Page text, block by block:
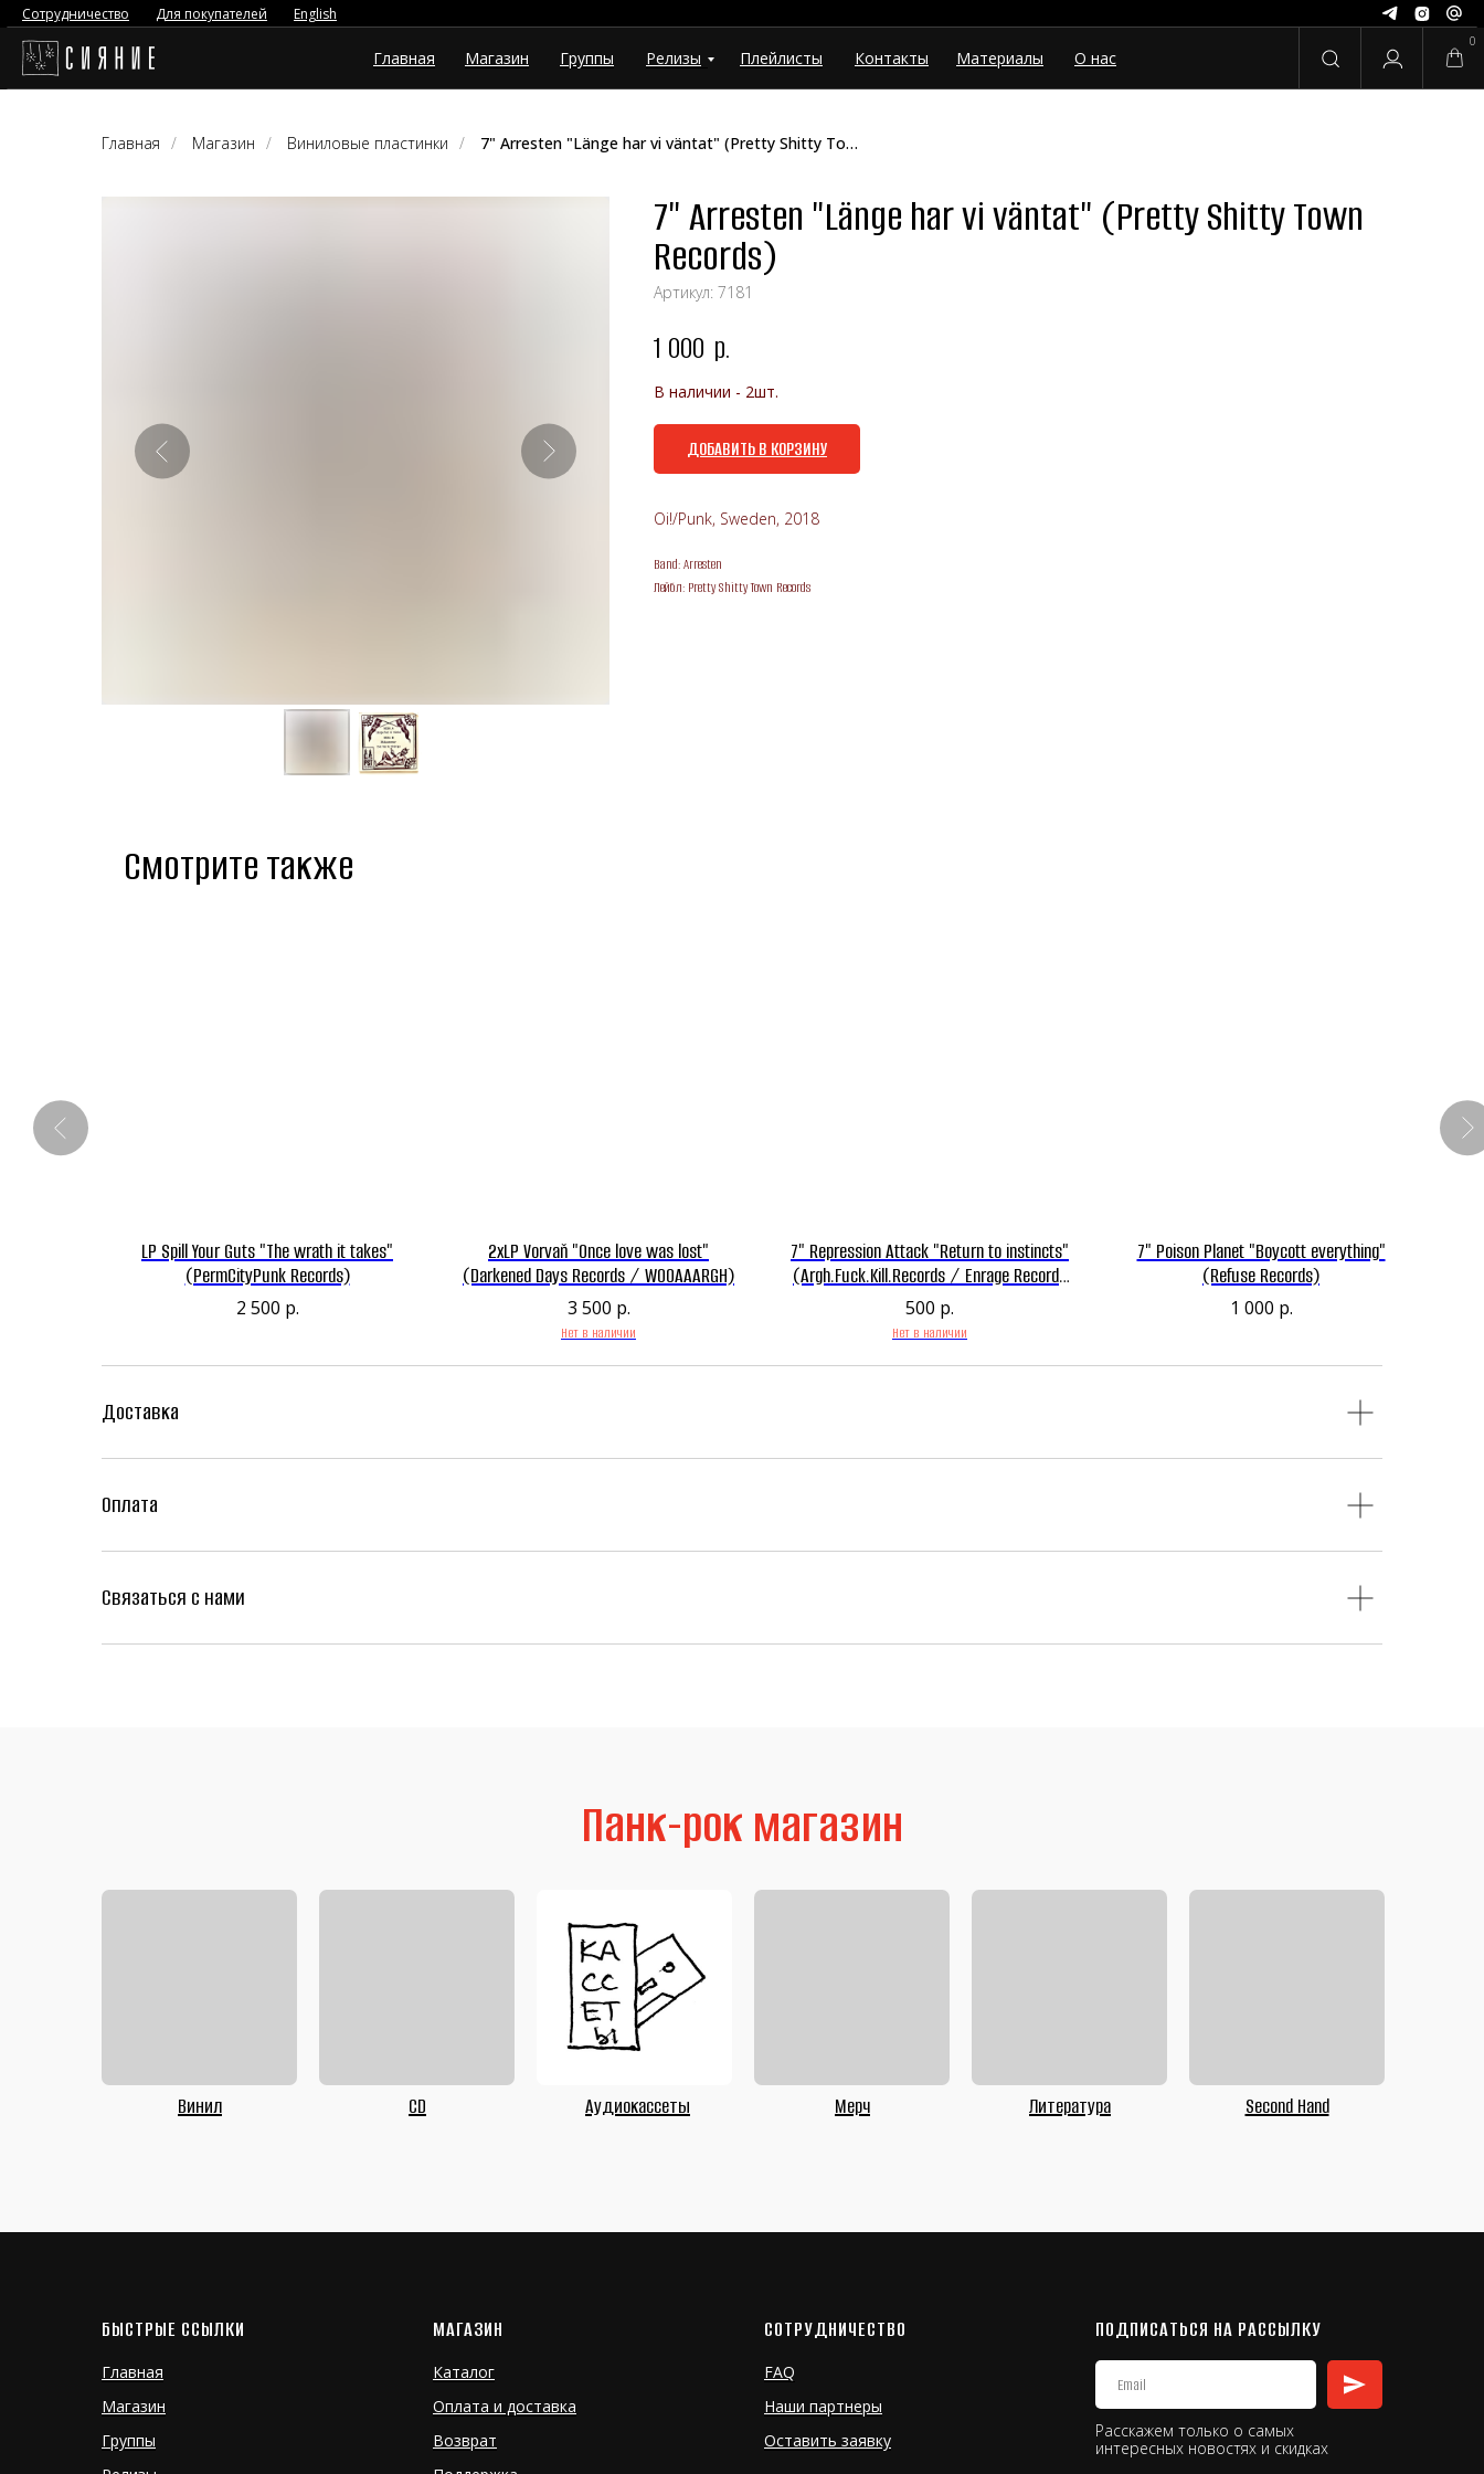
0
Главная Магазин Группы Релизы Плейлисты Контакты Материалы О нас
Сотрудничество Для покупателей English
Главная / Магазин / Виниловые пластинки / 7" Arresten "Länge har vi väntat" (Pretty Shitty Town Records)
7" Arresten "Länge har vi väntat" (Pretty Shitty Town
Records)
Артикул: 7181
1 000 р.
В наличии - 2шт.
ДОБАВИТЬ В КОРЗИНУ
Oi!/Punk, Sweden, 2018
Band: Arresten
Лейбл: Pretty Shitty Town Records
Смотрите также
LP Spill Your Guts "The wrath it takes"
(PermCityPunk Records)
2 500 р.
2xLP Vorvaň "Once love was lost"
(Darkened Days Records / WOOAAARGH)
3 500 р.
Нет в наличии
7" Repression Attack "Return to instincts"
(Argh.Fuck.Kill.Records / Enrage Records
/ Insane Society Records / Neanderthal
Stench / No Bread! / Total Punk Records
/ Vomit Label)
500 р.
Нет в наличии
7" Poison Planet "Boycott everything"
(Refuse Records)
1 000 р.
Доставка
Оплата
Связаться с нами
Винил CD Аудиокассеты Мерч Литература Second Hand
Панк-рок магазин
БЫСТРЫЕ ССЫЛКИ
Главная
Магазин
Группы
МАГАЗИН
Каталог
Оплата и доставка
Возврат
СОТРУДНИЧЕСТВО
FAQ
Наши партнеры
Оставить заявку
ПОДПИСАТЬСЯ НА РАССЫЛКУ
Расскажем только о самых
интересных новостях и скидках